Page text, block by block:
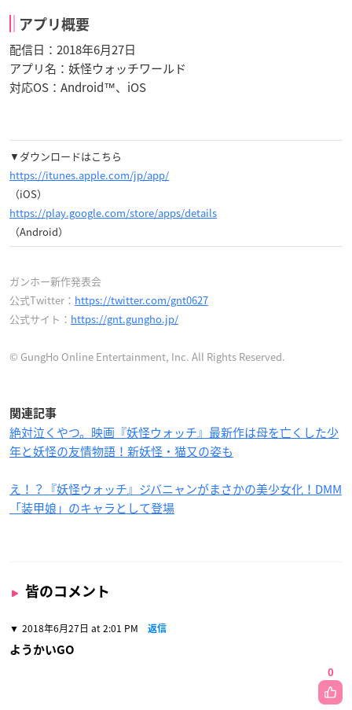
アプリ概要
配信日：2018年6月27日
アプリ名：妖怪ウォッチワールド
対応OS：Android™、iOS
▼ダウンロードはこちら
https://itunes.apple.com/jp/app/
（iOS）
https://play.google.com/store/apps/details
（Android）
ガンホー新作発表会
公式Twitter： https://twitter.com/gnt0627
公式サイト： https://gnt.gungho.jp/
© GungHo Online Entertainment, Inc. All Rights Reserved.
関連記事
絶対泣くやつ。映画『妖怪ウォッチ』最新作は母を亡くした少
年と妖怪の友情物語！新妖怪・猫又の姿も
え！？『妖怪ウォッチ』ジバニャンがまさかの美少女化！DMM
「装甲娘」のキャラとして登場
皆のコメント
2018年6月27日 at 2:01 PM 返信
ようかいGO
0